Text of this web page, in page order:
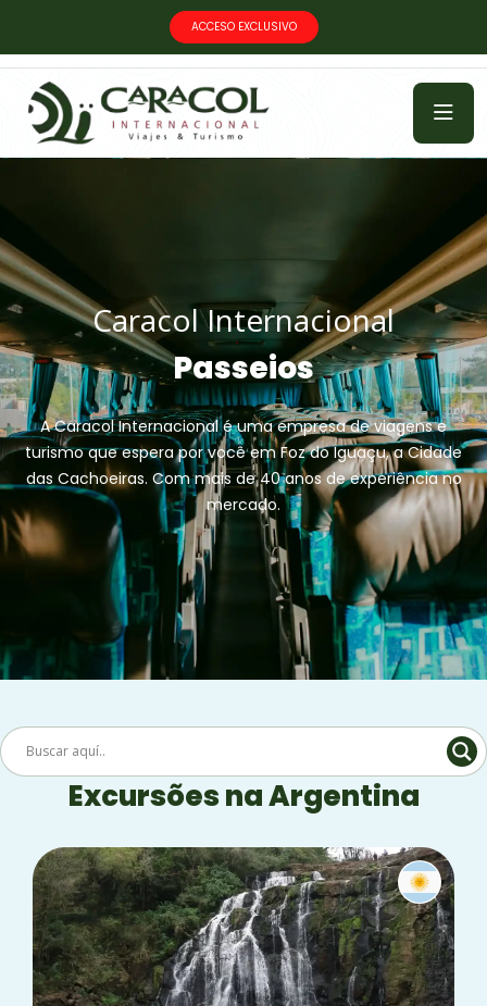
ACCESO EXCLUSIVO
Caracol Internacional
Passeios
A Caracol Internacional é uma empresa de viagens e
turismo que espera por você em Foz do Iguaçu, a Cidade
das Cachoeiras. Com mais de 40 anos de experiência no
mercado.
Excursões na Argentina